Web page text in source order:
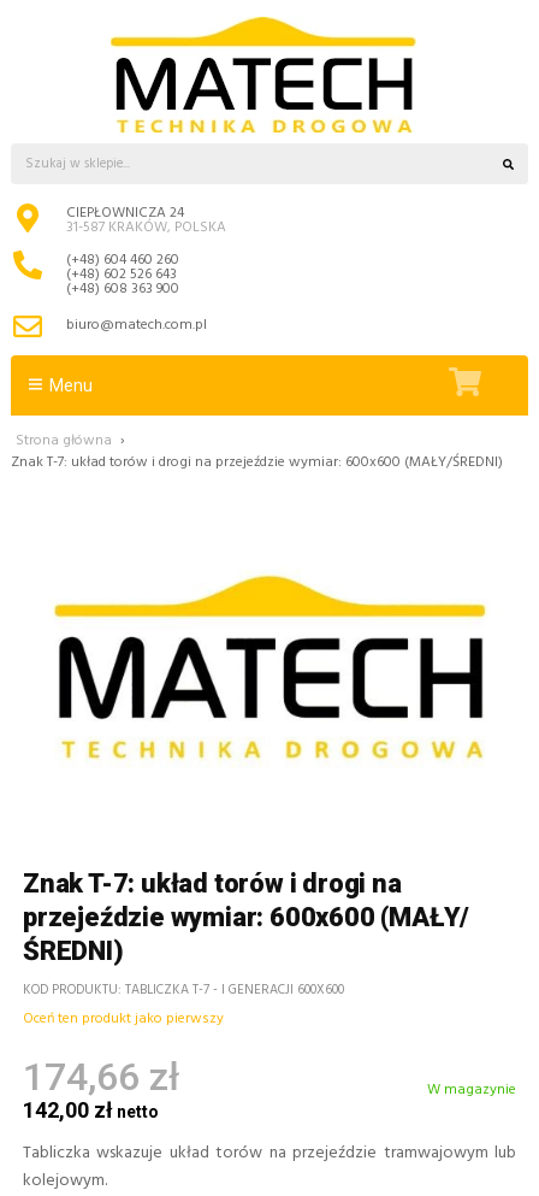
CIEPŁOWNICZA 24
31-587 KRAKÓW, POLSKA
(+48) 604 460 260
(+48) 602 526 643
(+48) 608 363 900
biuro@matech.com.pl
Menu
Strona główna ›
Znak T-7: układ torów i drogi na przejeździe wymiar: 600x600 (MAŁY/ŚREDNI)
Znak T-7: układ torów i drogi na
przejeździe wymiar: 600x600 (MAŁY/
ŚREDNI)
KOD PRODUKTU TABLICZKA T-7 - I GENERACJI 600X600
Oceń ten produkt jako pierwszy
174,66 zł
142,00 zł
W magazynie
Tabliczka wskazuje układ torów na przejeździe tramwajowym lub
kolejowym.